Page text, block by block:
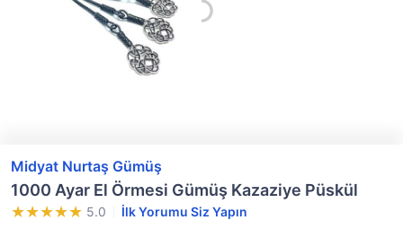
Midyat Nurtaş Gümüş
1000 Ayar El Örmesi Gümüş Kazaziye Püskül
5.0 İlk Yorumu Siz Yapın